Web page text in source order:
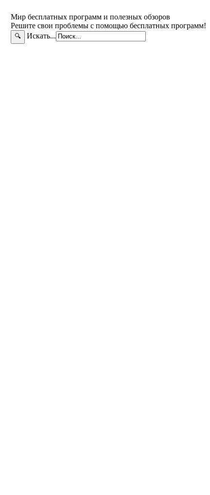
Мир бесплатных программ и полезных обзоров
Решите свои проблемы с помощью бесплатных программ!
🔍 Искать...